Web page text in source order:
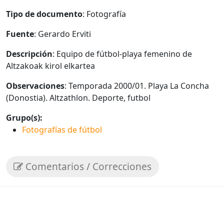
Tipo de documento: Fotografía
Fuente: Gerardo Erviti
Descripción: Equipo de fútbol-playa femenino de
Altzakoak kirol elkartea
Observaciones: Temporada 2000/01. Playa La Concha
(Donostia). Altzathlon. Deporte, futbol
Grupo(s):
Fotografías de fútbol
Comentarios / Correcciones